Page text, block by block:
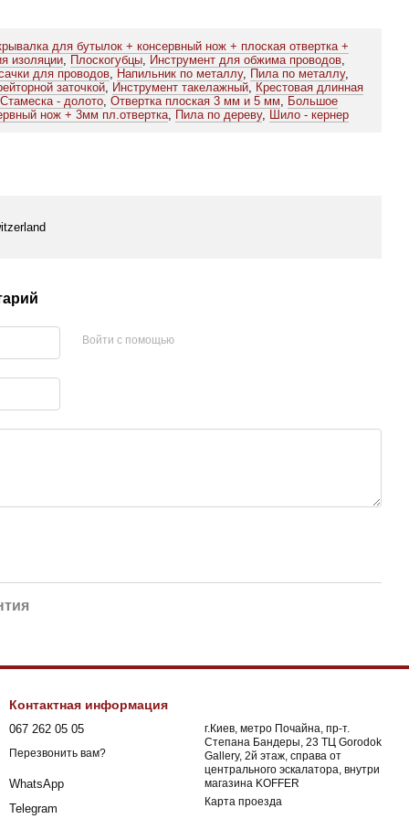
для бутылок + консервный нож + плоская отвертка +
изоляции, Плоскогубцы, Инструмент для обжима проводов,
для проводов, Напильник по металлу, Пила по металлу,
заточкой, Инструмент такелажный, Крестовая длинная
Стамеска - долото, Отвертка плоская 3 мм и 5 мм, Большое
нож + 3мм пл.отвертка, Пила по дереву, Шило - кернер
Войти с помощью
Контактная информация
067 262 05 05
Перезвонить вам?
WhatsApp
Telegram
г.Киев, метро Почайна, пр-т.
Степана Бандеры, 23 ТЦ Gorodok
Gallery, 2й этаж, справа от
центрального эскалатора, внутри
магазина KOFFER
Карта проезда